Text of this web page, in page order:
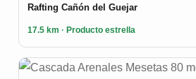
Rafting Cañón del Guejar
17.5 km · Producto estrella